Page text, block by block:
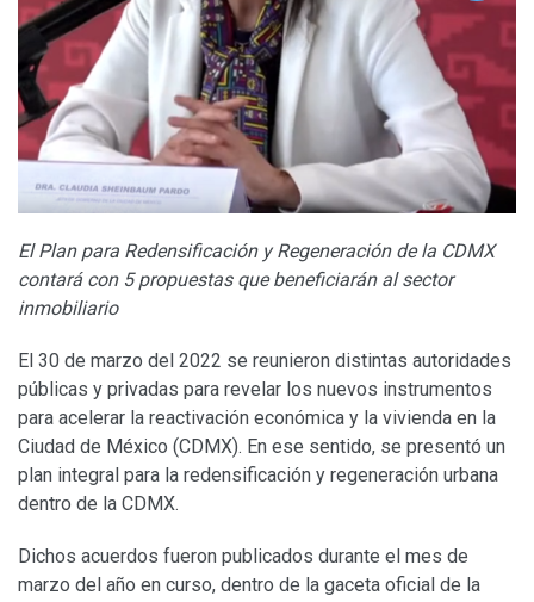
El Plan para Redensificación y Regeneración de la CDMX
contará con 5 propuestas que beneficiarán al sector
inmobiliario
El 30 de marzo del 2022 se reunieron distintas autoridades
públicas y privadas para revelar los nuevos instrumentos
para acelerar la reactivación económica y la vivienda en la
Ciudad de México (CDMX). En ese sentido, se presentó un
plan integral para la redensificación y regeneración urbana
dentro de la CDMX.
Dichos acuerdos fueron publicados durante el mes de
marzo del año en curso, dentro de la gaceta oficial de la